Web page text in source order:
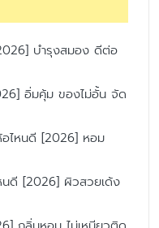
บำรุงสมอง ดีต่อ
อิ่มคุ้ม ของไม่อั้น จัด
อไหนดี [2026] หอม
นดี [2026] ผิวสวยเด้ง